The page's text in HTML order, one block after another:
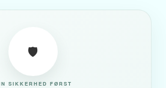
🛡️
SIKKERHED FØRST